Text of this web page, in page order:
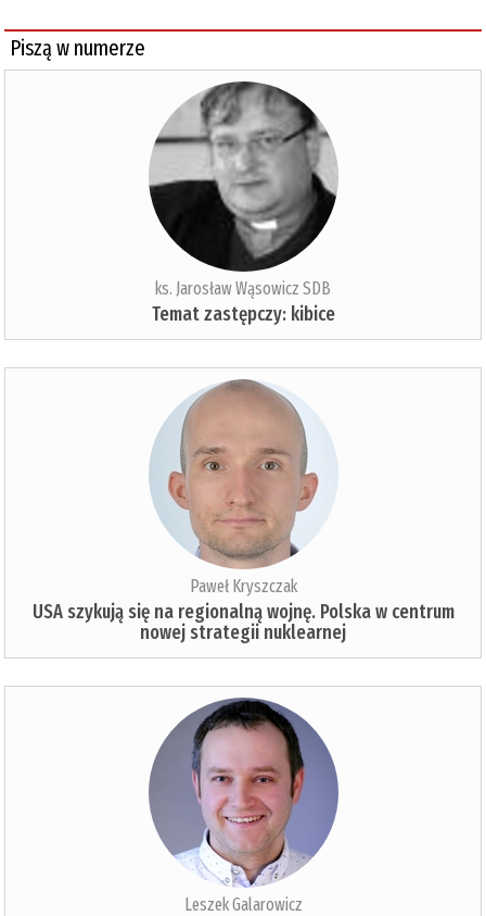
Piszą w numerze
ks. Jarosław Wąsowicz SDB
Temat zastępczy: kibice
Paweł Kryszczak
USA szykują się na regionalną wojnę. Polska w centrum
nowej strategii nuklearnej
Leszek Galarowicz